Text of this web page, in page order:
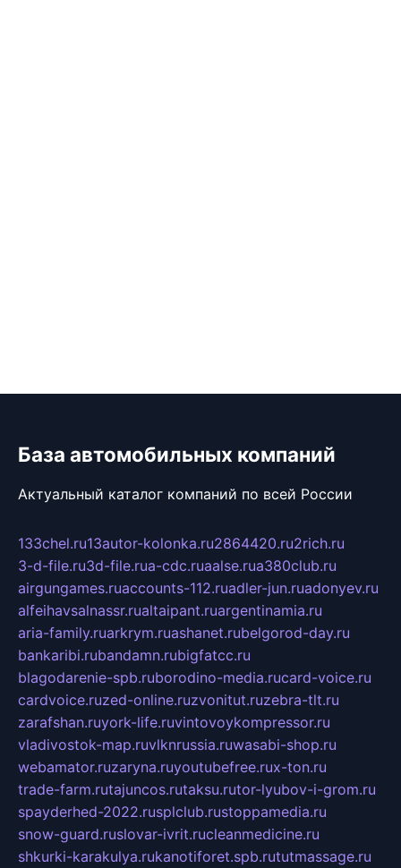
База автомобильных компаний
Актуальный каталог компаний по всей России
133chel.ru13autor-kolonka.ru2864420.ru2rich.ru
3-d-file.ru3d-file.rua-cdc.ruaalse.rua380club.ru
airgungames.ruaccounts-112.ruadler-jun.ruadonyev.ru
alfeihavsalnassr.rualtaipant.ruargentinamia.ru
aria-family.ruarkrym.ruashanet.rubelgorod-day.ru
bankaribi.rubandamn.rubigfatcc.ru
blagodarenie-spb.ruborodino-media.rucard-voice.ru
cardvoice.ruzed-online.ruzvonitut.ruzebra-tlt.ru
zarafshan.ruyork-life.ruvintovoykompressor.ru
vladivostok-map.ruvlknrussia.ruwasabi-shop.ru
webamator.ruzaryna.ruyoutubefree.rux-ton.ru
trade-farm.rutajuncos.rutaksu.rutor-lyubov-i-grom.ru
spayderhed-2022.rusplclub.rustoppamedia.ru
snow-guard.ruslovar-ivrit.rucleanmedicine.ru
shkurki-karakulya.rukanotiforet.spb.rututmassage.ru